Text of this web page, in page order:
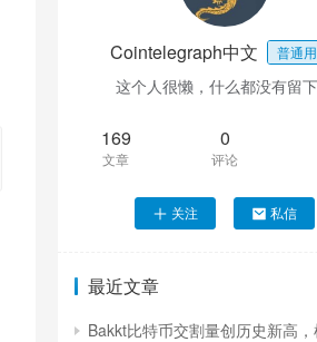
Cointelegraph中文 普通
这个人很懒，什么都没有留
169
文章
0
评论
关注 私信
最近文章
Bakkt比特币交割量创历史新高